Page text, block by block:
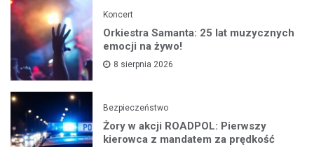
Koncert
Orkiestra Samanta: 25 lat muzycznych
emocji na żywo!
8 sierpnia 2026
Bezpieczeństwo
Żory w akcji ROADPOL: Pierwszy
kierowca z mandatem za prędkość